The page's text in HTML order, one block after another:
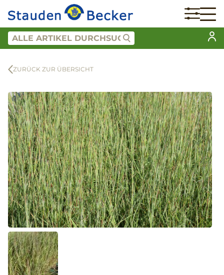
ZURÜCK ZUR ÜBERSICHT